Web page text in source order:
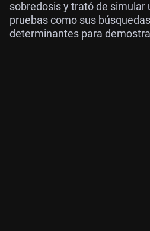
sobredosis y trató de simular
pruebas como sus
determinantes para